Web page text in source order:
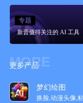
新晋值得关注的 AI 工具
专题
MORE
更多产品
梦幻绘图
换脸,动漫头像,